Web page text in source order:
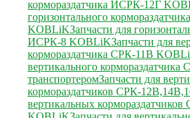
кормораздатчика ИСРК-12Г
горизонтального
KOBLiKЗапчасти для
ИСРК-8 KOBLiKЗапчасти для
кормораздатчика СРК-11В
вертикального
транспортеромЗапчасти для
кормораздатчиков СРК-
вертикальных